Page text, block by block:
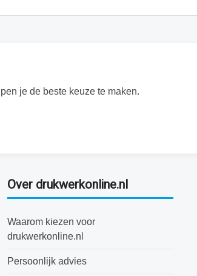
je de beste keuze te maken.
Over drukwerkonline.nl
Waarom kiezen voor
drukwerkonline.nl
Persoonlijk advies